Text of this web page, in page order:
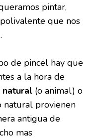
pintar,
que nos
de pincel hay que
a la hora de
(o animal) o
natural provienen
antigua de
mas